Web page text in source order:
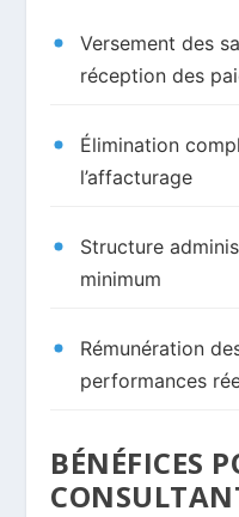
Versement des
réception des
Élimination
l’affacturage
Structure
minimum
Rémunération
performances
BÉNÉFICES